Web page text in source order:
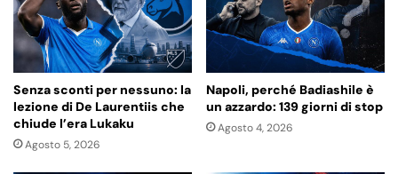
Senza sconti per nessuno: la
lezione di De Laurentiis che
chiude l’era Lukaku
Agosto 5, 2026
Napoli, perché Badiashile è
un azzardo: 139 giorni di stop
Agosto 4, 2026